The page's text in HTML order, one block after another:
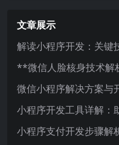
文章展示
解读小程序开发：关键
**微信人脸核身技术解
微信小程序解决方案与
小程序开发工具详解：
小程序支付开发步骤解